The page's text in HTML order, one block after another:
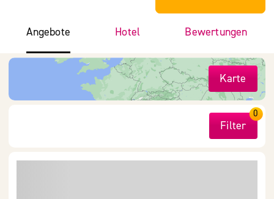
Angebote Hotel Bewertungen
Karte
Filter
0